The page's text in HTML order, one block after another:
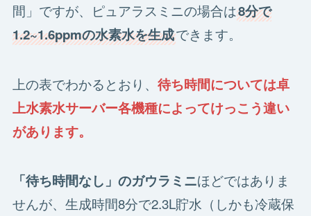
間」ですが、ピュアラスミニの場合は8分で
1.2~1.6ppmの水素水を生成できます。
上の表でわかるとおり、 待ち時間については卓
上水素水サーバー各機種によってけっこう違い
があります。
「待ち時間なし」のガウラミニほどではありま
せんが、生成時間8分で2.3L貯水（しかも冷蔵保